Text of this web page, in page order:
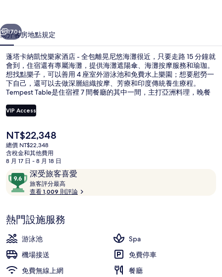
家
酒
店
全
包
相
片
集
個 下一個
170+
簡介客房地點規定
蓬塔卡納凱悅樂家酒店 - 全包離晃尼悠海灘很近，只要走路 15 分鐘就
會到，住宿還有專屬海灘，提供海灘遮陽傘、海灘按摩服務和瑜珈。
想找點樂子，可以善用 4 座室外游泳池和免費水上樂園；想要慰勞一
下自己，還可以去做深層組織按摩、芳療和印度傳統養生療程。
Tempest Table是住宿裡 7 間餐廳的其中一間，主打亞洲料理，晚餐
部。旅客都對給予住宿的游泳池和友善員工極高的評價。
VIP Access
目
前
的
價
是
NT$22,348
NT$22,348
總價 NT$22,348
含稅金和其他費用
8 月 17 日 - 8 月 18 日
評
論
深受旅客喜愛
9.6
分，
滿
10，
深
受
旅
客
喜
旅客評分最高
客
查看 1,009 則評論
熱門設施服務
游泳池
Spa
機場接送
免費停車
免費無線上網
餐廳